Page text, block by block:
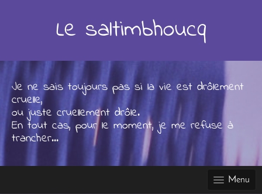
Le saltimbhoucq
Je ne sais toujours pas si la vie est drôlement
cruelle,
ou juste cruellement drôle.
En tout cas, pour le moment, je me refuse à
trancher...
Menu